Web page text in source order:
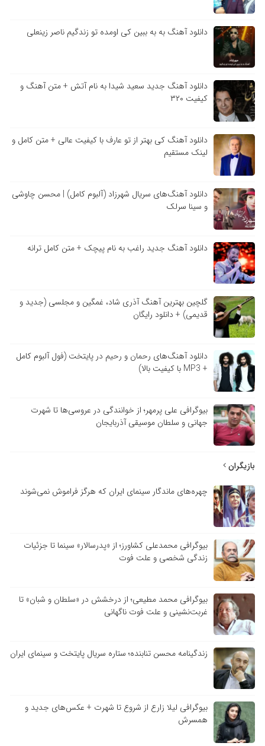
دانلود آهنگ به به ببین کی اومده تو زندگیم ناصر زینعلی
دانلود آهنگ جدید سعید شیدا به نام آتش + متن آهنگ و
کیفیت ۳۲۰
دانلود آهنگ کی بهتر از تو عارف با کیفیت عالی + متن کامل و
لینک مستقیم
دانلود آهنگ‌های سریال شهرزاد (آلبوم کامل) | محسن چاوشی
و سینا سرلک
دانلود آهنگ جدید راغب به نام پیچک + متن کامل ترانه
گلچین بهترین آهنگ آذری شاد، غمگین و مجلسی (جدید و
قدیمی) + دانلود رایگان
دانلود آهنگ‌های رحمان و رحیم در پایتخت (فول آلبوم کامل
+ MP3 با کیفیت بالا)
بیوگرافی علی پرمهر؛ از خوانندگی در عروسی‌ها تا شهرت
جهانی و سلطان موسیقی آذربایجان
بازیگران
چهره‌های ماندگار سینمای ایران که هرگز فراموش نمی‌شوند
بیوگرافی محمدعلی کشاورز؛ از «پدرسالار» سینما تا جزئیات
زندگی شخصی و علت فوت
بیوگرافی محمد مطیعی؛ از درخشش در «سلطان و شبان» تا
غربت‌نشینی و علت فوت ناگهانی
زندگینامه محسن تنابنده؛ ستاره سریال پایتخت و سینمای ایران
بیوگرافی لیلا زارع از شروع تا شهرت + عکس‌های جدید و
همسرش